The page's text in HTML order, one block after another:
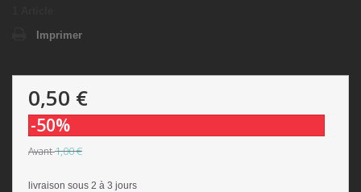
Imprimer
0,50 €
-50%
Avant1,00 €
livraison sous 2 à 3 jours